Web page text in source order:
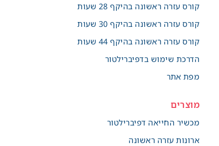
קורס עזרה ראשונה בהיקף 28 שעות
קורס עזרה ראשונה בהיקף 30 שעות
קורס עזרה ראשונה בהיקף 44 שעות
הדרכת שימוש בדפיברילטור
מפת אתר
מוצרים
מכשיר החייאה דפיברילטור
ארונות עזרה ראשונה